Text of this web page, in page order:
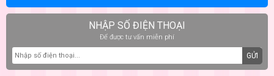
NHẬP SỐ ĐIỆN THOẠI
Để được tư vấn miễn phí
GỬI